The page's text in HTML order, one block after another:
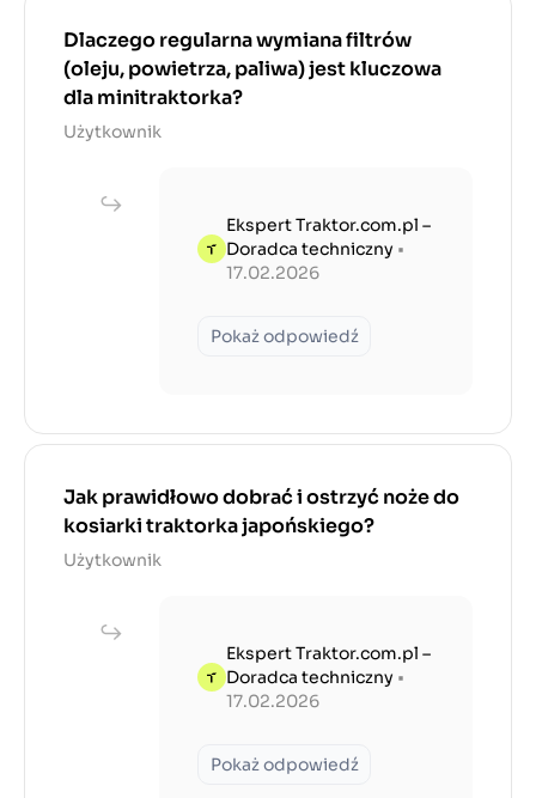
Dlaczego regularna wymiana filtrów
(oleju, powietrza, paliwa) jest kluczowa
dla minitraktorka?
Użytkownik
Ekspert Traktor.com.pl –
Doradca techniczny •
17.02.2026
Pokaż odpowiedź
Jak prawidłowo dobrać i ostrzyć noże do
kosiarki traktorka japońskiego?
Użytkownik
Ekspert Traktor.com.pl –
Doradca techniczny •
17.02.2026
Pokaż odpowiedź